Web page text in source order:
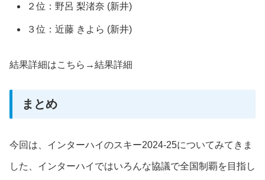
２位：野呂 梨渚奈 (新井)
３位：近藤 きよら (新井)
結果詳細はこちら→結果詳細
まとめ
今回は、インターハイのスキー2024-25についてみてきま
した、インターハイではいろんな協議で全国制覇を目指し